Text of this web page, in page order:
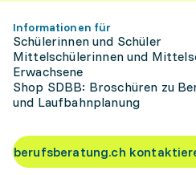
Informationen für
Schülerinnen und Schüler
Mittelschülerinnen und
Erwachsene
Shop SDBB: Broschüren zu
und Laufbahnplanung
berufsberatung.ch